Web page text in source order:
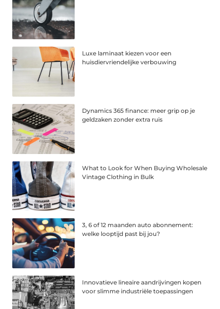
Luxe laminaat kiezen voor een
huisdiervriendelijke verbouwing
Dynamics 365 finance: meer grip op je
geldzaken zonder extra ruis
What to Look for When Buying Wholesale
Vintage Clothing in Bulk
3, 6 of 12 maanden auto abonnement:
welke looptijd past bij jou?
Innovatieve lineaire aandrijvingen kopen
voor slimme industriële toepassingen